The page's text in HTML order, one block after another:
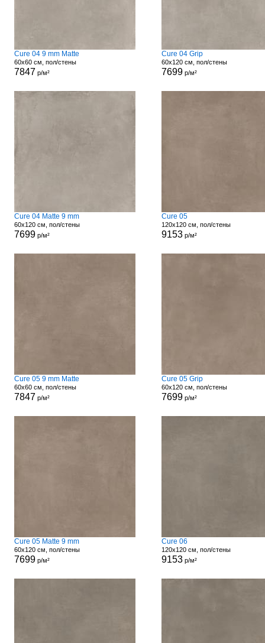
Cure 04 9 mm Matte
60x60 см, пол/стены
7847 р/м²
Cure 04 Grip
60x120 см, пол/стены
7699р/м²
Cure 04 Matte 9 mm
60x120 см, пол/стены
7699р/м²
Cure 05
120x120 см, пол/стены
9153р/м²
Cure 05 9 mm Matte
60x60 см, пол/стены
7847 р/м²
Cure 05 Grip
60x120 см, пол/стены
7699р/м²
Cure 05 Matte 9 mm
60x120 см, пол/стены
7699р/м²
Cure 06
120x120 см, пол/стены
9153р/м²